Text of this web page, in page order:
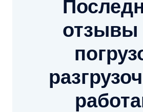
отзывы